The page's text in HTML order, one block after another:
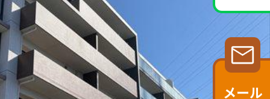
メール